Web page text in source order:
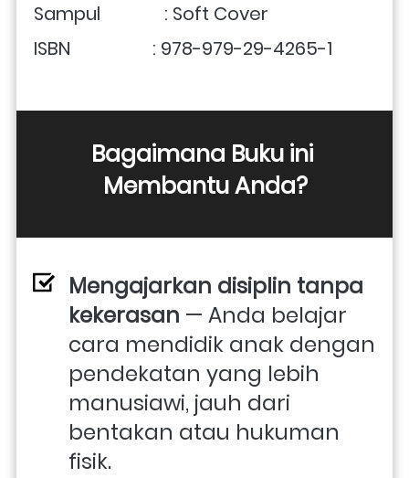
Sampul              : Soft Cover
ISBN                  : 978-979-29-4265-1
Bagaimana Buku ini
Membantu Anda?
Mengajarkan disiplin tanpa
kekerasan — Anda belajar
cara mendidik anak dengan
pendekatan yang lebih
manusiawi, jauh dari
bentakan atau hukuman
fisik.